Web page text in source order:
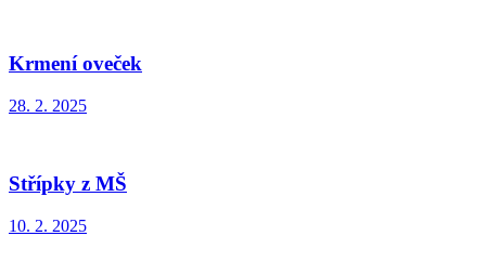
Krmení oveček
28. 2. 2025
Střípky z MŠ
10. 2. 2025